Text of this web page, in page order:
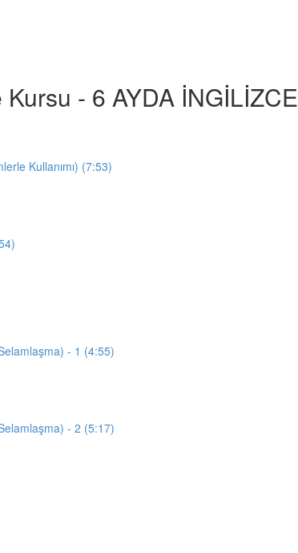
Kursu - 6 AYDA İNGİLİZCE
Kullanımı) (7:53)
- 1 (4:55)
- 2 (5:17)